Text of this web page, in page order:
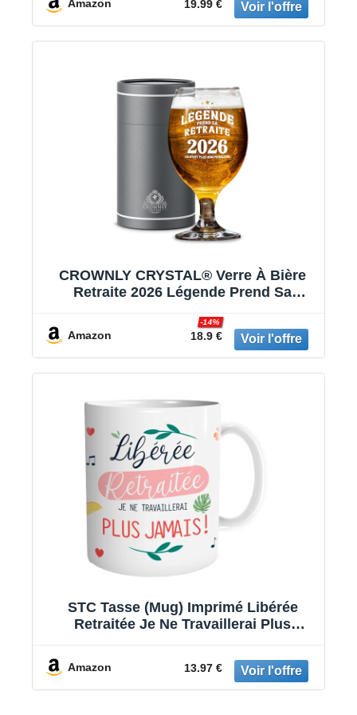
Papa Oncle Papy
Amazon 19.99 €
CROWNLY CRYSTAL® Verre À Bière
Retraite 2026 Légende Prend Sa
Coffret Cadeau Premium Idée Cadeau
Homme Papa Grand Père Collègue
Amazon 18.9 €
-14%
STC Tasse (Mug) Imprimé Libérée
Retraitée Je Ne Travaillerai Plus
Amazon 13.97 €